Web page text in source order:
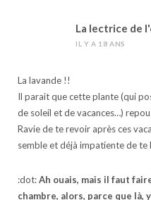
La lectrice de
IL Y A 18 ANS
La lavande !!
Il parait que cette plante (qui
de soleil et de vacances…)
Ravie de te revoir après ces
semble et déjà impatiente de te
:dot:Ah ouais, mais il faut
chambre, alors, parce que